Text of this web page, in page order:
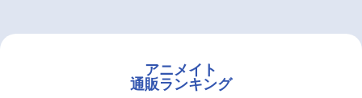
アニメイト
通販ランキング